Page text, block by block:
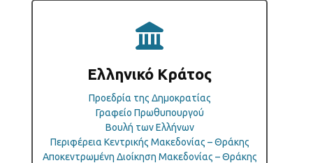
Ελληνικό Κράτος
Προεδρία της Δημοκρατίας
Γραφείο Πρωθυπουργού
Βουλή των Ελλήνων
Περιφέρεια Κεντρικής Μακεδονίας – Θράκης
Αποκεντρωμένη Διοίκηση Μακεδονίας – Θράκης